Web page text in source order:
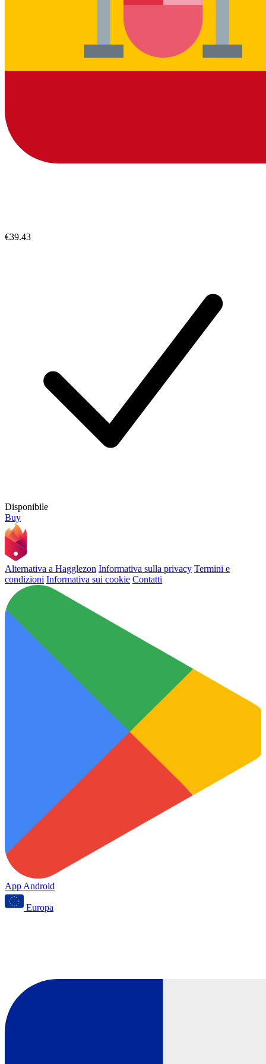
€39.43
Disponibile
Buy
Alternativa a Hagglezon Informativa sulla privacy Termini e
condizioni Informativa sui cookie Contatti
App Android
Europa